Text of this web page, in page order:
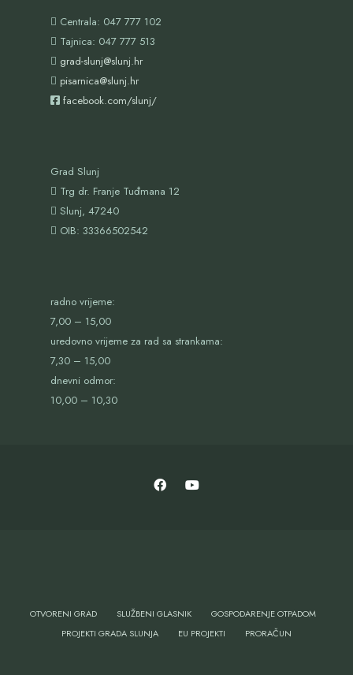
Centrala: 047 777 102
Tajnica: 047 777 513
grad-slunj@slunj.hr
pisarnica@slunj.hr
facebook.com/slunj/
Grad Slunj
Trg dr. Franje Tuđmana 12
Slunj, 47240
OIB: 33366502542
radno vrijeme:
7,00 – 15,00
uredovno vrijeme za rad sa strankama:
7,30 – 15,00
dnevni odmor:
10,00 – 10,30
OTVORENI GRAD SLUŽBENI GLASNIK
GOSPODARENJE OTPADOM
PROJEKTI GRADA SLUNJA
EU PROJEKTI PRORAČUN